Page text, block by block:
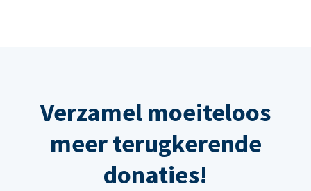
Verzamel moeiteloos
meer terugkerende
donaties!